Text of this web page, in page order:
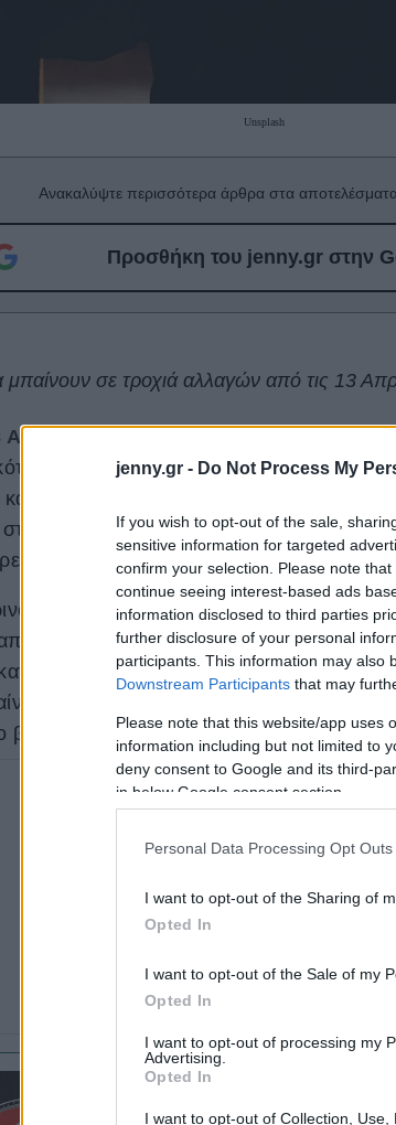
jenny.gr - Do Not Process My
If you wish to opt-out of the sale,
sensitive information for targeted
confirm your selection. Please note
continue seeing interest-based ads
information disclosed to third parties
further disclosure of your personal
participants. This information may also
Downstream Participants that may
Please note that this website/app uses
information including but not limited to
deny consent to Google and its third-
in below Google consent section.
Personal Data Processing Opt Outs
I want to opt-out of the Sharing of
Opted In
I want to opt-out of the Sale of my
Opted In
I want to opt-out of processing my
Advertising.
Opted In
I want to opt-out of Collection,
Unsplash
Ανακαλύψτε περισσότερα άρθρα στα
Προσθήκη του jenny.gr στην
μπαίνουν σε τροχιά αλλαγών από τις 13
Απριλίου
και την ανάγκη για αλλαγή. Οι σκέψεις
και οδηγούν σε ιδέες που δεν μπορούν
στιγμές που νιώθεις πως κάτι αλλάζει
παύει να είναι αρκετή και η ανάγκη
απλώς για έμπνευση της στιγμής, αλλά για
αποφάσεις και στόχους. Τρία
σε μια φάση όπου η δράση και η
βήμα.